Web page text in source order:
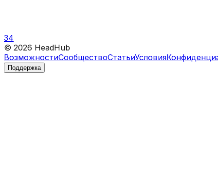
34
© 2026 HeadHub
ВозможностиСообществоСтатьиУсловия
Поддержка